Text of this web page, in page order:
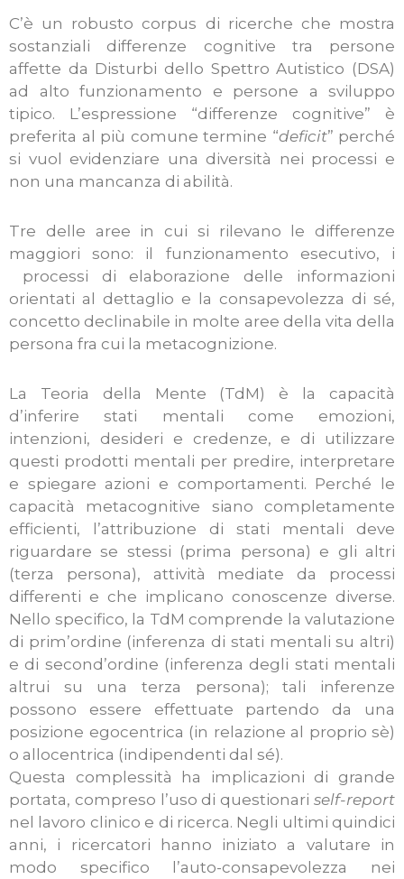
C’è un robusto corpus di ricerche che mostra
sostanziali differenze cognitive tra persone
affette da Disturbi dello Spettro Autistico (DSA)
ad alto funzionamento e persone a sviluppo
tipico. L’espressione “differenze cognitive” è
preferita al più comune termine “deficit” perché
si vuol evidenziare una diversità nei processi e
non una mancanza di abilità.
Tre delle aree in cui si rilevano le differenze
maggiori sono: il funzionamento esecutivo, i
processi di elaborazione delle informazioni
orientati al dettaglio e la consapevolezza di sé,
concetto declinabile in molte aree della vita della
persona fra cui la metacognizione.
La Teoria della Mente (TdM) è la capacità
d’inferire stati mentali come emozioni,
intenzioni, desideri e credenze, e di utilizzare
questi prodotti mentali per predire, interpretare
e spiegare azioni e comportamenti. Perché le
capacità metacognitive siano completamente
efficienti, l’attribuzione di stati mentali deve
riguardare se stessi (prima persona) e gli altri
(terza persona), attività mediate da processi
differenti e che implicano conoscenze diverse.
Nello specifico, la TdM comprende la valutazione
di prim’ordine (inferenza di stati mentali su altri)
e di second’ordine (inferenza degli stati mentali
altrui su una terza persona); tali inferenze
possono essere effettuate partendo da una
posizione egocentrica (in relazione al proprio sè)
o allocentrica (indipendenti dal sé).
Questa complessità ha implicazioni di grande
portata, compreso l’uso di questionari self-report
nel lavoro clinico e di ricerca. Negli ultimi quindici
anni, i ricercatori hanno iniziato a valutare in
modo specifico l’auto-consapevolezza nei